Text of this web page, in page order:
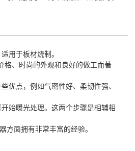
用于板材烧制。
格、时尚的外观和良好的做工而著
优点，例如气密性好、柔韧性强、
始曝光处理。这两个步骤是相辅相
方面拥有非常丰富的经验。